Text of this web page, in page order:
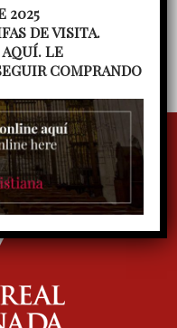
gregoriano
2025
DE VISITA.
LE
COMPRANDO